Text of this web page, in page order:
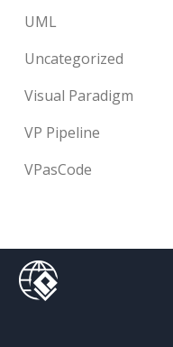
UML
Uncategorized
Visual Paradigm
VP Pipeline
VPasCode